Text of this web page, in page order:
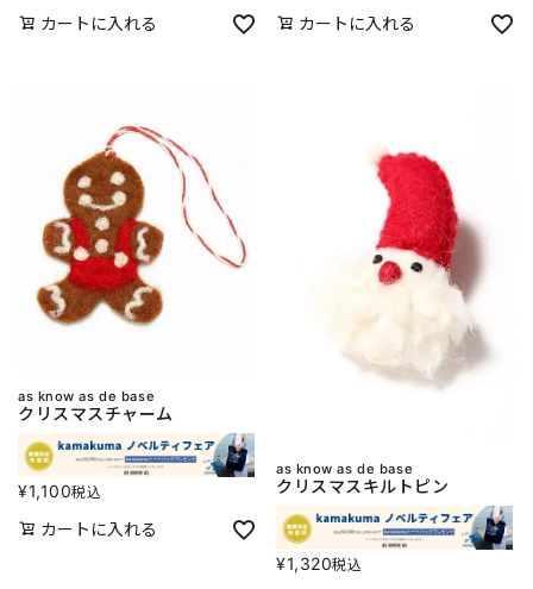
カートに入れる カートに入れる
as know as de base
クリスマスチャーム
¥1,100税込
カートに入れる
as know as de base
クリスマスキルトピン
¥1,320税込